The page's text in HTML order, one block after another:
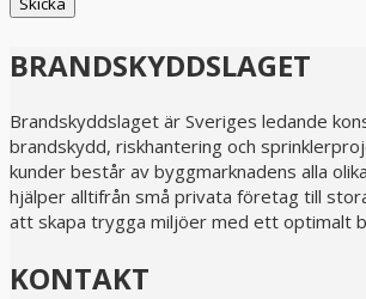
BRANDSKYDDSLAGET
Brandskyddslaget är Sveriges ledande
brandskydd, riskhantering och
kunder består av byggmarknadens alla
hjälper alltifrån små privata företag till
att skapa trygga miljöer med ett optimalt
KONTAKT